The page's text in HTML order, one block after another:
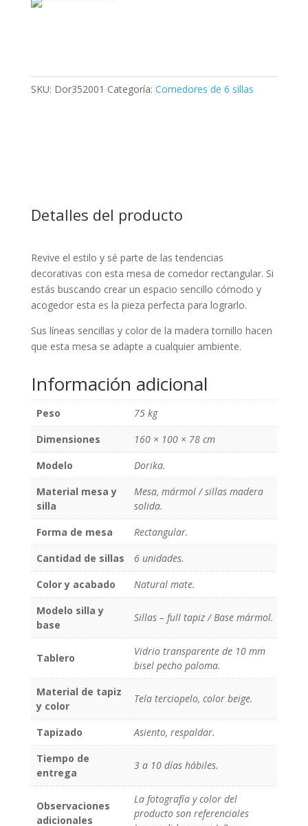
Natural
SKU: Dor352001 Categoría: Comedores de 6 sillas
Detalles del producto
Revive el estilo y sé parte de las tendencias
decorativas con esta mesa de comedor rectangular. Si
estás buscando crear un espacio sencillo cómodo y
acogedor esta es la pieza perfecta para lograrlo.
Sus líneas sencillas y color de la madera tornillo hacen
que esta mesa se adapte a cualquier ambiente.
Información adicional
Peso
75 kg
Dimensiones
160 × 100 × 78 cm
Modelo
Dorika.
Material mesa y
silla
Mesa, mármol / sillas madera
solida.
Forma de mesa
Rectangular.
Cantidad de sillas
6 unidades.
Color y acabado
Natural mate.
Modelo silla y
base
Sillas – full tapiz / Base mármol.
Tablero
Vidrio transparente de 10 mm
bisel pecho paloma.
Material de tapiz
y color
Tela terciopelo, color beige.
Tapizado
Asiento, respaldar.
Tiempo de
entrega
3 a 10 días hábiles.
Observaciones
adicionales
La fotografía y color del
producto son referenciales